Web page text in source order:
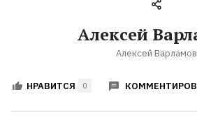
обсуждаемые
Авторы
Алексей
Алексей Варламов
НРАВИТСЯ 0